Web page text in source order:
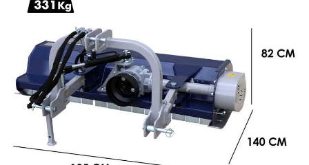
Fendeuses à bois
Filets pour la Récolte des olives
Filtres pour vin et huile
Floconneuses
Fouloirs - Égrappoirs
Fourches pour tracteur
Fours d'extérieur - intérieur pour pizza et cuisine
Comet
Cresco
Cruccolini
CTEK
Dal Degan
DCG
Deca